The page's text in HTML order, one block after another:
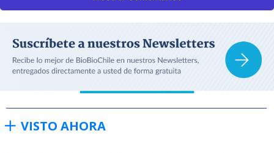
VISTO AHORA